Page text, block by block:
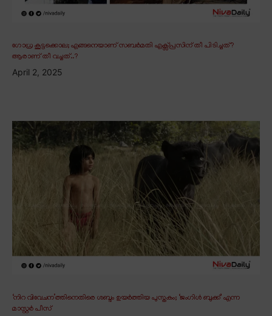
ഗോധ്ര കൂട്ടക്കൊല; എങ്ങനെയാണ് സബർമതി എക്സ്പ്രസിന് തീ പിടിച്ചത്?
ആരാണ് തീ വച്ചത്..?
April 2, 2025
‘നിറ വിവേചന’ത്തിനെതിരെ ശബ്ദം ഉയർത്തിയ പുസ്തകം; ‘ജംഗിൾ ബുക്ക്’ എന്ന
മാസ്റ്റർ പീസ്